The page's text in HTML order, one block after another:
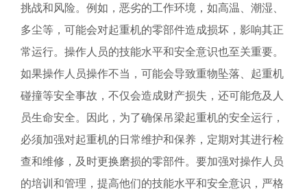
挑战和风险。例如，恶劣的工作环境，如高温、潮湿、
多尘等，可能会对起重机的零部件造成损坏，影响其正
常运行。操作人员的技能水平和安全意识也至关重要。
如果操作人员操作不当，可能会导致重物坠落、起重机
碰撞等安全事故，不仅会造成财产损失，还可能危及人
员生命安全。因此，为了确保吊梁起重机的安全运行，
必须加强对起重机的日常维护和保养，定期对其进行检
查和维修，及时更换磨损的零部件。要加强对操作人员
的培训和管理，提高他们的技能水平和安全意识，严格